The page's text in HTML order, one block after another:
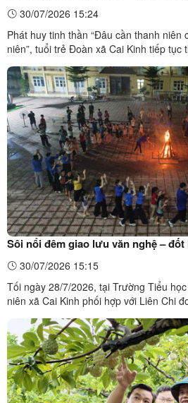
30/07/2026 15:24
Phát huy tinh thần “Đâu cần thanh niên
niên”, tuổi trẻ Đoàn xã Cai Kinh tiếp tục
ngày càng phát triển.Ngày 29/7/2026,
Thanh niên tình nguyện hè năm 2026,
Sôi nổi đêm giao lưu văn nghệ –
30/07/2026 15:15
Tối ngày 28/7/2026, tại Trường Tiểu
niên xã Cai Kinh phối hợp với Liên Chi
trại, tạo không khí vui tươi, phấn khởi,
thanh niên và các bạn sinh viên tình ...